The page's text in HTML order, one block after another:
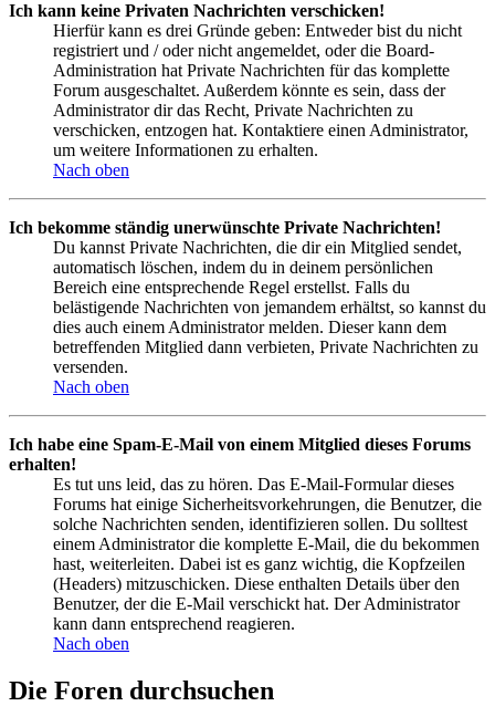
Ich kann keine Privaten Nachrichten verschicken!
Hierfür kann es drei Gründe geben: Entweder bist du nicht
registriert und / oder nicht angemeldet, oder die Board-
Administration hat Private Nachrichten für das komplette
Forum ausgeschaltet. Außerdem könnte es sein, dass der
Administrator dir das Recht, Private Nachrichten zu
verschicken, entzogen hat. Kontaktiere einen Administrator,
um weitere Informationen zu erhalten.
Nach oben
Ich bekomme ständig unerwünschte Private Nachrichten!
Du kannst Private Nachrichten, die dir ein Mitglied sendet,
automatisch löschen, indem du in deinem persönlichen
Bereich eine entsprechende Regel erstellst. Falls du
belästigende Nachrichten von jemandem erhältst, so kannst du
dies auch einem Administrator melden. Dieser kann dem
betreffenden Mitglied dann verbieten, Private Nachrichten zu
versenden.
Nach oben
Ich habe eine Spam-E-Mail von einem Mitglied dieses Forums
erhalten!
Es tut uns leid, das zu hören. Das E-Mail-Formular dieses
Forums hat einige Sicherheitsvorkehrungen, die Benutzer, die
solche Nachrichten senden, identifizieren sollen. Du solltest
einem Administrator die komplette E-Mail, die du bekommen
hast, weiterleiten. Dabei ist es ganz wichtig, die Kopfzeilen
(Headers) mitzuschicken. Diese enthalten Details über den
Benutzer, der die E-Mail verschickt hat. Der Administrator
kann dann entsprechend reagieren.
Nach oben
Die Foren durchsuchen